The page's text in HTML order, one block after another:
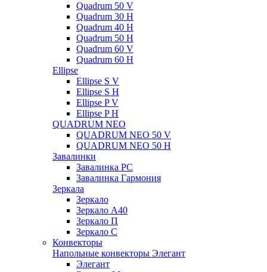
Quadrum 50 V
Quadrum 30 H
Quadrum 40 H
Quadrum 50 H
Quadrum 60 V
Quadrum 60 H
Ellipse
Ellipse S V
Ellipse S H
Ellipse P V
Ellipse P H
QUADRUM NEO
QUADRUM NEO 50 V
QUADRUM NEO 50 H
Завалинки
Завалинка РС
Завалинка Гармония
Зеркала
Зеркало
Зеркало А40
Зеркало П
Зеркало С
Конвекторы
Напольные конвекторы Элегант
Элегант